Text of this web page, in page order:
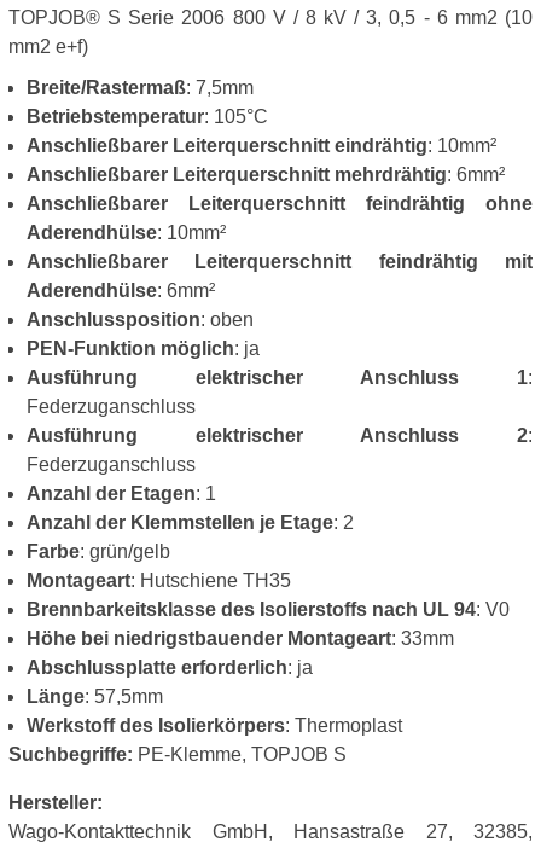
TOPJOB® S Serie 2006 800 V / 8 kV / 3, 0,5 - 6 mm2 (10
mm2 e+f)
Breite/Rastermaß: 7,5mm
Betriebstemperatur: 105°C
Anschließbarer Leiterquerschnitt eindrähtig: 10mm²
Anschließbarer Leiterquerschnitt mehrdrähtig: 6mm²
Anschließbarer Leiterquerschnitt feindrähtig ohne
Aderendhülse: 10mm²
Anschließbarer Leiterquerschnitt feindrähtig mit
Aderendhülse: 6mm²
Anschlussposition: oben
PEN-Funktion möglich: ja
Ausführung elektrischer Anschluss 1:
Federzuganschluss
Ausführung elektrischer Anschluss 2:
Federzuganschluss
Anzahl der Etagen: 1
Anzahl der Klemmstellen je Etage: 2
Farbe: grün/gelb
Montageart: Hutschiene TH35
Brennbarkeitsklasse des Isolierstoffs nach UL 94: V0
Höhe bei niedrigstbauender Montageart: 33mm
Abschlussplatte erforderlich: ja
Länge: 57,5mm
Werkstoff des Isolierkörpers: Thermoplast
Suchbegriffe: PE-Klemme, TOPJOB S
Hersteller:
Wago-Kontakttechnik GmbH, Hansastraße 27, 32385,